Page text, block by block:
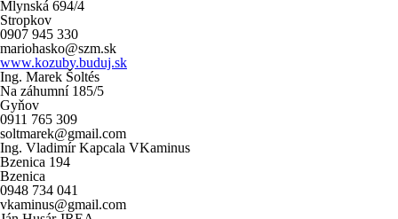
Mlynská 694/4
Stropkov
0907 945 330
mariohasko@szm.sk
www.kozuby.buduj.sk
Ing. Marek Šoltés
Na záhumní 185/5
Gyňov
0911 765 309
soltmarek@gmail.com
Ing. Vladimír Kapcala VKaminus
Bzenica 194
Bzenica
0948 734 041
vkaminus@gmail.com